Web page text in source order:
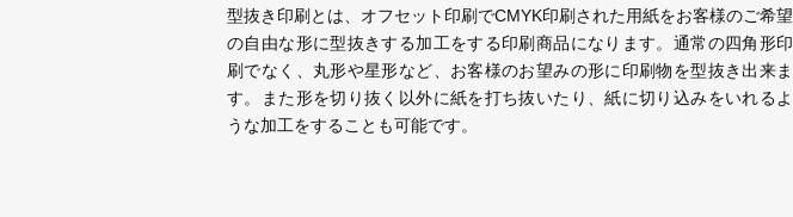
型抜き印刷とは、オフセット印刷でCMYK印刷された用紙をお客様のご希望
の自由な形に型抜きする加工をする印刷商品になります。通常の四角形印
刷でなく、丸形や星形など、お客様のお望みの形に印刷物を型抜き出来ま
す。また形を切り抜く以外に紙を打ち抜いたり、紙に切り込みをいれるよ
うな加工をすることも可能です。